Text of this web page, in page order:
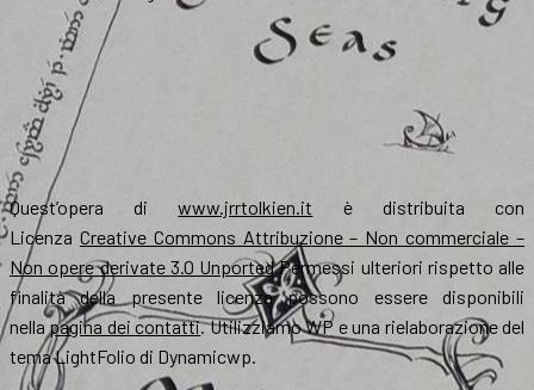
Quest’opera diwww.jrrtolkien.it è distribuita con
Licenza Creative Commons Attribuzione – Non commerciale –
Non opere derivate 3.0 UnportedPermessi ulteriori rispetto alle
finalità della presente licenza possono essere disponibili
nellapagina dei contatti. Utilizziamo WP e una rielaborazione del
tema LightFolio di Dynamicwp.